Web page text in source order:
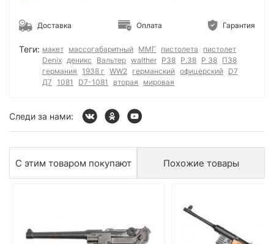
Доставка Оплата Гарантия
Теги: макет массогабаритный ММГ пистолета
пистолет
Denix деникс Вальтер walther P38 P.38 P 38 П38
германия
1938 г WW2 германский офицерский D7
Д7
1081 D7-1081 вторая мировая
Следи за нами:
С этим товаром покупают Похожие товары